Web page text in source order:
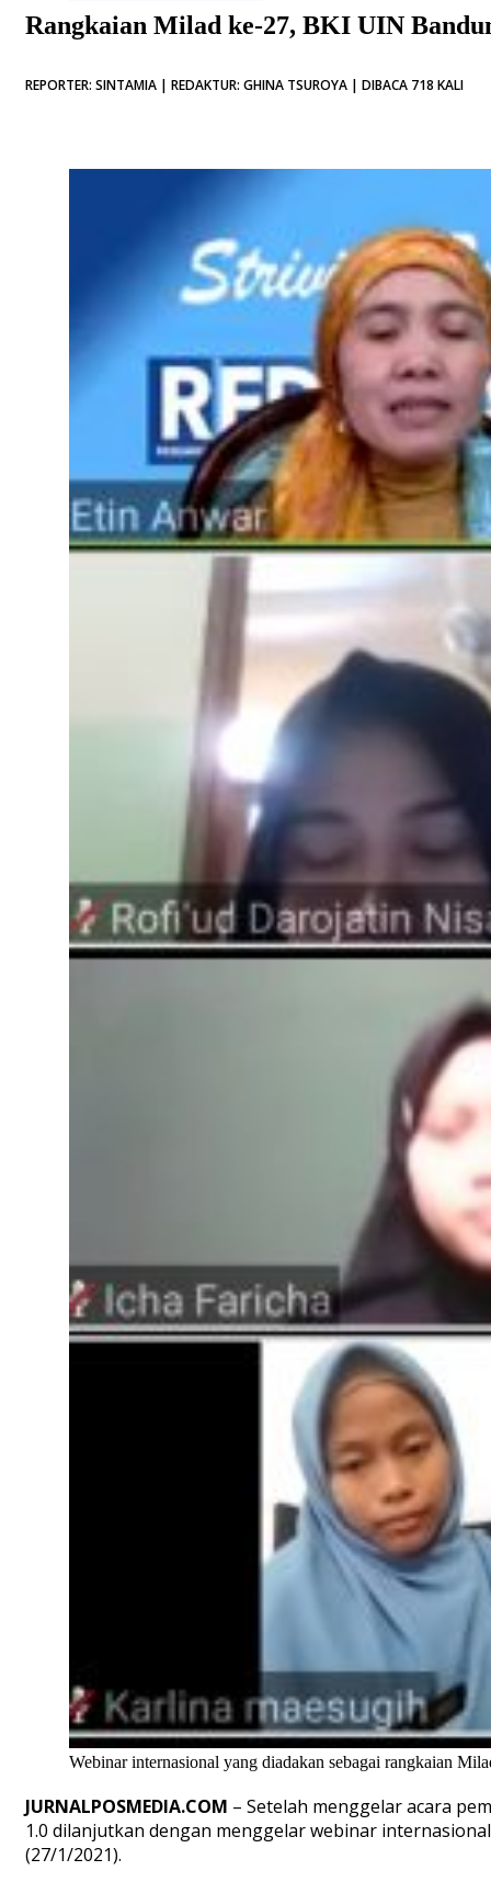
Rangkaian Milad ke-27, BKI UIN
REPORTER: SINTAMIA | REDAKTUR: GHINA TSUROYA | DIBACA 718 KALI
Webinar internasional yang diadakan sebagai rangkaian
JURNALPOSMEDIA.COM – Setelah menggelar acara
1.0 dilanjutkan dengan menggelar webinar
(27/1/2021).